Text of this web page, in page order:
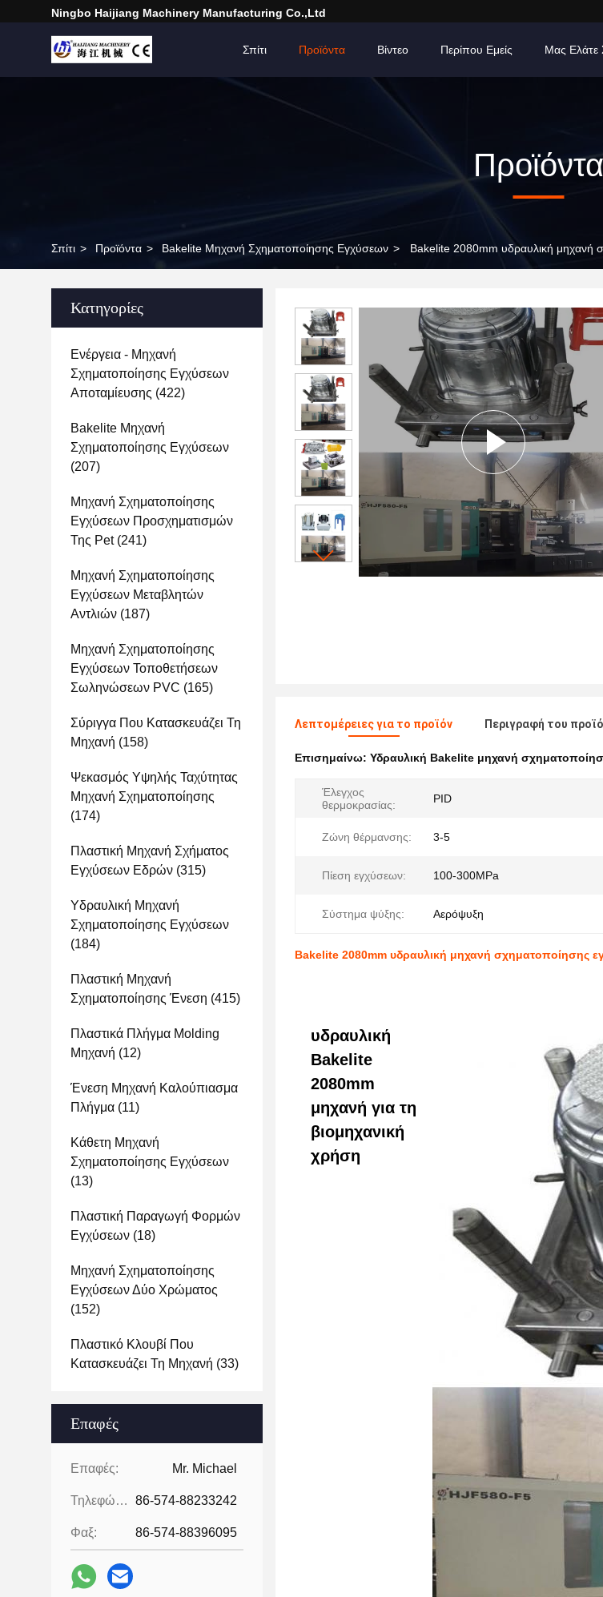
Ningbo Haijiang Machinery Manufacturing Co.,Ltd
Σπίτι Προϊόντα Βίντεο Περίπου Εμείς Μας
Προϊόντα
Σπίτι > Προϊόντα > Bakelite Μηχανή Σχηματοποίησης Εγχύσεων > Bakelite 2080mm υδραυλική μηχανή
Κατηγορίες
Ενέργεια - Μηχανή
Σχηματοποίησης Εγχύσεων
Αποταμίευσης (422)
Bakelite Μηχανή
Σχηματοποίησης Εγχύσεων
(207)
Μηχανή Σχηματοποίησης
Εγχύσεων Προσχηματισμών
Της Pet(241)
Μηχανή Σχηματοποίησης
Εγχύσεων Μεταβλητών
Αντλιών (187)
Μηχανή Σχηματοποίησης
Εγχύσεων Τοποθετήσεων
Σωληνώσεων PVC (165)
Σύριγγα Που Κατασκευάζει Τη
Μηχανή (158)
Ψεκασμός Υψηλής Ταχύτητας
Μηχανή Σχηματοποίησης
(174)
Πλαστική Μηχανή Σχήματος
Εγχύσεων Εδρών (315)
Υδραυλική Μηχανή
Σχηματοποίησης Εγχύσεων
(184)
Πλαστική Μηχανή
Σχηματοποίησης Ένεση (415)
Πλαστικά Πλήγμα Molding
Μηχανή (12)
Ένεση Μηχανή Καλούπιασμα
Πλήγμα (11)
Κάθετη Μηχανή
Σχηματοποίησης Εγχύσεων
(13)
Πλαστική Παραγωγή Φορμών
Εγχύσεων (18)
Μηχανή Σχηματοποίησης
Εγχύσεων Δύο Χρώματος
(152)
Πλαστικό Κλουβί Που
Κατασκευάζει Τη Μηχανή (33)
Επαφές
Επαφές: Mr. Michael
Τηλεφώνημα: 86-574-88233242
Φαξ: 86-574-88396095
Λεπτομέρειες για το προϊόν Περιγραφή του
Επισημαίνω: Υδραυλική Bakelite μηχανή
Έλεγχος
θερμοκρασίας:
PID
Ζώνη θέρμανσης: 3-5
Πίεση εγχύσεων: 100-300MPa
Σύστημα ψύξης: Αερόψυξη
Bakelite 2080mm υδραυλική μηχανή σχηματοποίησης
υδραυλική
Bakelite
2080mm
μηχανή για τη
βιομηχανική
χρήση